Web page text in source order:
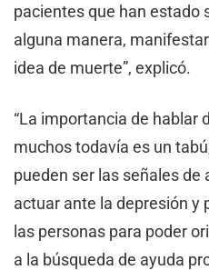
pacientes que han estado
alguna manera,
idea de muerte”, explicó.
“La importancia de hablar
muchos todavía es un
pueden ser las señales de
actuar ante la depresión y
las personas para poder
a la búsqueda de ayuda